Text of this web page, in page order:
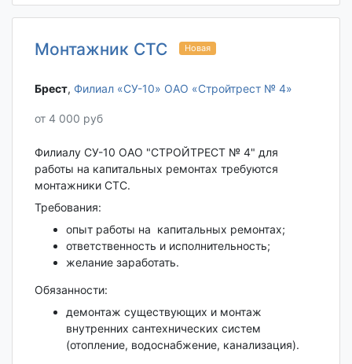
Монтажник СТС Новая
Брест‎, Филиал «СУ-10» ОАО «Стройтрест № 4»
от 4 000 руб
Филиалу СУ-10 ОАО "СТРОЙТРЕСТ № 4" для
работы на капитальных ремонтах требуются
монтажники СТС.
Требования:
опыт работы на капитальных ремонтах;
ответственность и исполнительность;
желание заработать.
Обязанности:
демонтаж существующих и монтаж
внутренних сантехнических систем
(отопление, водоснабжение, канализация).